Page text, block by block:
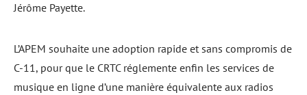
Jérôme Payette.
L’APEM souhaite une adoption rapide et sans compromis de
C-11, pour que le CRTC réglemente enfin les services de
musique en ligne d’une manière équivalente aux radios